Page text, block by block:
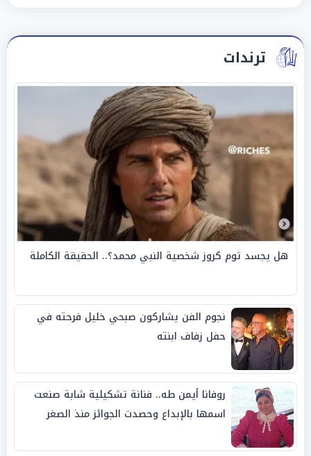
ترندات
هل يجسد توم كروز شخصية النبي محمد؟.. الحقيقة الكاملة
نجوم الفن يشاركون صبحي خليل فرحته في
حفل زفاف ابنته
روفانا أيمن طه.. فنانة تشكيلية شابة صنعت
اسمها بالإبداع وحصدت الجوائز منذ الصغر